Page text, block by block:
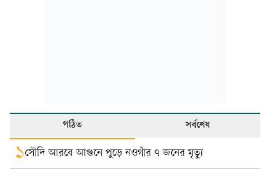
পঠিত সর্বশেষ
১সৌদি আরবে আগুনে পুড়ে নওগাঁর ৭ জনের মৃত্যু